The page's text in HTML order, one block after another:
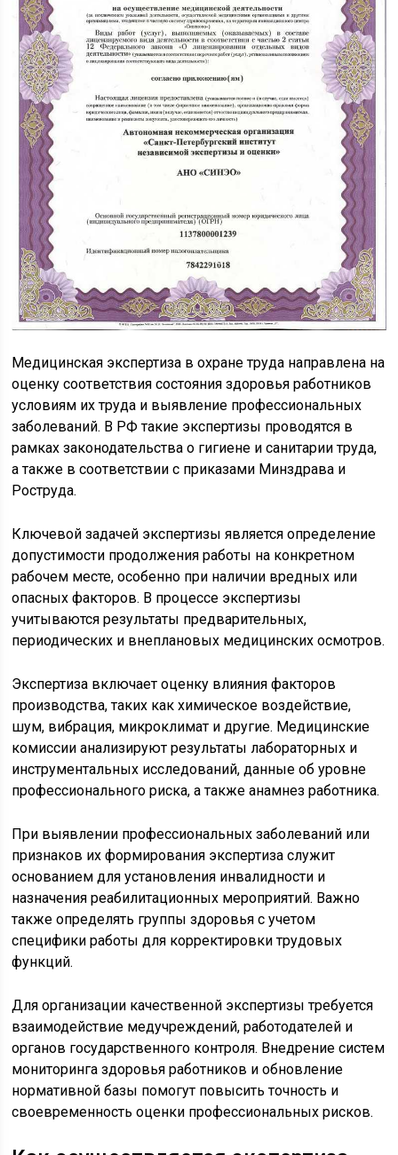
Медицинская экспертиза в охране труда направлена на
оценку соответствия состояния здоровья работников
условиям их труда и выявление профессиональных
заболеваний. В РФ такие экспертизы проводятся в
рамках законодательства о гигиене и санитарии труда,
а также в соответствии с приказами Минздрава и
Роструда.
Ключевой задачей экспертизы является определение
допустимости продолжения работы на конкретном
рабочем месте, особенно при наличии вредных или
опасных факторов. В процессе экспертизы
учитываются результаты предварительных,
периодических и внеплановых медицинских осмотров.
Экспертиза включает оценку влияния факторов
производства, таких как химическое воздействие,
шум, вибрация, микроклимат и другие. Медицинские
комиссии анализируют результаты лабораторных и
инструментальных исследований, данные об уровне
профессионального риска, а также анамнез работника.
При выявлении профессиональных заболеваний или
признаков их формирования экспертиза служит
основанием для установления инвалидности и
назначения реабилитационных мероприятий. Важно
также определять группы здоровья с учетом
специфики работы для корректировки трудовых
функций.
Для организации качественной экспертизы требуется
взаимодействие медучреждений, работодателей и
органов государственного контроля. Внедрение систем
мониторинга здоровья работников и обновление
нормативной базы помогут повысить точность и
своевременность оценки профессиональных рисков.